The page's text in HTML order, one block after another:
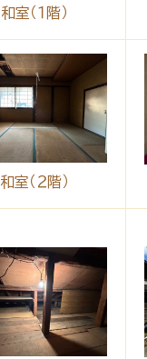
和室（１階）
和室（２階）